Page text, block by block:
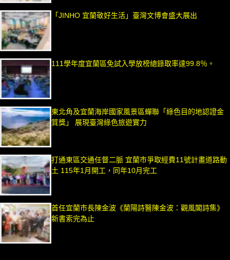
「JINHO 宜蘭敬好生活」臺灣文博會盛大展出
111學年度宜蘭區免試入學放榜總錄取率達99.8％。
東北角及宜蘭海岸國家風景區蟬聯「綠色目的地認證金
質獎」 展現臺灣綠色旅遊實力
打通東區交通任督二脈 宜蘭市爭取經費11號計畫道路動
土 115年1月開工，同年10月完工
首任宜蘭市長陳金波《蘭陽詩醫陳金波：觀風閣詩集》
新書索完為止